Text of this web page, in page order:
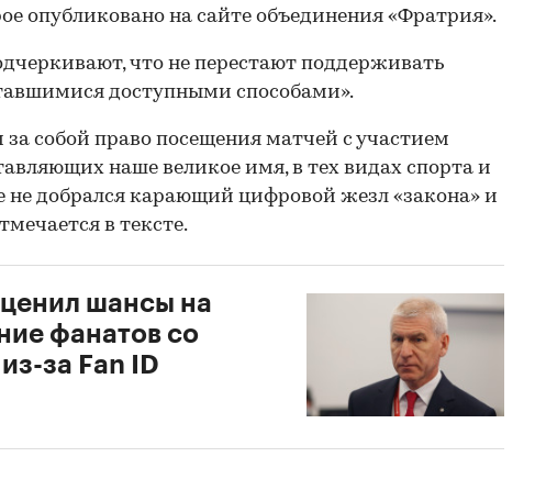
опубликовано на сайте объединения «Фратрия».
что не перестают поддерживать
доступными способами».
собой право посещения матчей с участием
наше великое имя, в тех видах спорта и
не добрался карающий цифровой жезл «закона» и
в тексте.
шансы на
фанатов со
за Fan ID